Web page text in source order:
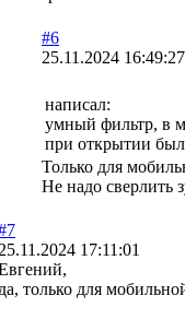
#6
25.11.2024 16:49:27
написал:
умный фильтр, в
при открытии был
Только для
Не надо сверлить
25.11.2024 17:11:01
да, только для